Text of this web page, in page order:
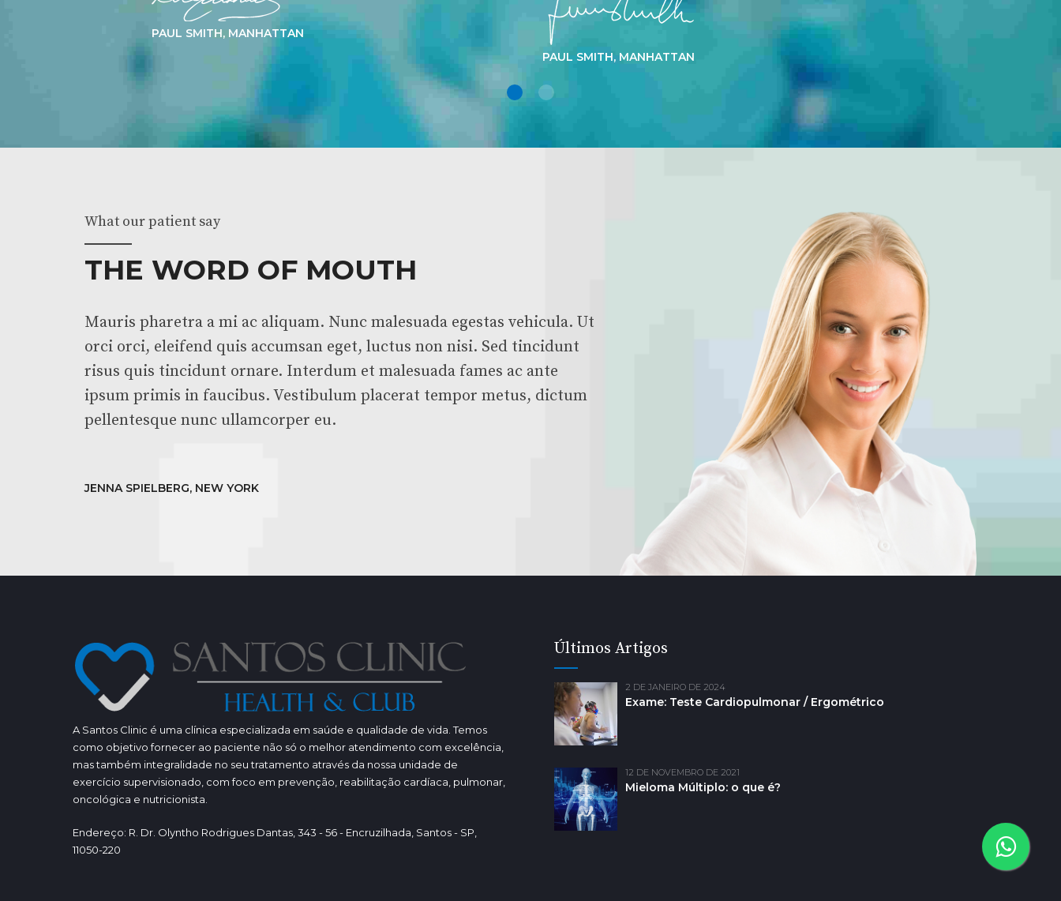
PAUL SMITH, MANHATTAN
PAUL SMITH, MANHATTAN
What our patient say
THE WORD OF MOUTH
Mauris pharetra a mi ac aliquam. Nunc malesuada egestas vehicula. Ut
orci orci, eleifend quis accumsan eget, luctus non nisi. Sed tincidunt
risus quis tincidunt ornare. Interdum et malesuada fames ac ante
ipsum primis in faucibus. Vestibulum placerat tempor metus, dictum
pellentesque nunc ullamcorper eu.
JENNA SPIELBERG, NEW YORK
A Santos Clinic é uma clínica especializada em saúde e qualidade de vida. Temos
como objetivo fornecer ao paciente não só o melhor atendimento com excelência,
mas também integralidade no seu tratamento através da nossa unidade de
exercício supervisionado, com foco em prevenção, reabilitação cardíaca, pulmonar,
oncológica e nutricionista.
Endereço: R. Dr. Olyntho Rodrigues Dantas, 343 - 56 - Encruzilhada, Santos - SP,
11050-220
Últimos Artigos
2 DE JANEIRO DE 2024
Exame: Teste Cardiopulmonar / Ergométrico
12 DE NOVEMBRO DE 2021
Mieloma Múltiplo: o que é?